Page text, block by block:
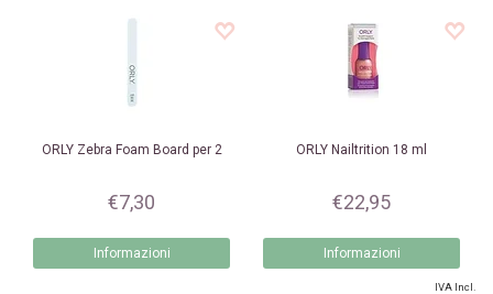
ORLYZebra Foam Board per 2
€7,30
Informazioni
ORLY Nailtrition 18 ml
€22,95
Informazioni
IVA Incl.